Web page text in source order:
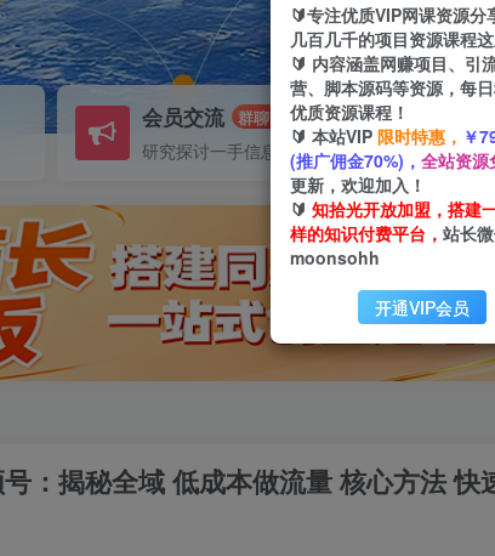
会员交流 群聊
研究探讨一手信息差
号：揭秘全域 低成本做流量 核心方法
🔰专注优质VIP网课资源分
几百几千的项目资源课程
🔰 内容涵盖网赚项目、引
营、脚本源码等资源，每
优质资源课程！
🔰 本站VIP 限时特惠， ￥
(推广佣金70%)， 全站资源
更新，欢迎加入！
🔰 知拾光开放加盟，搭建
样的知识付费平台， 站长微
moonsohh
开通VIP会员